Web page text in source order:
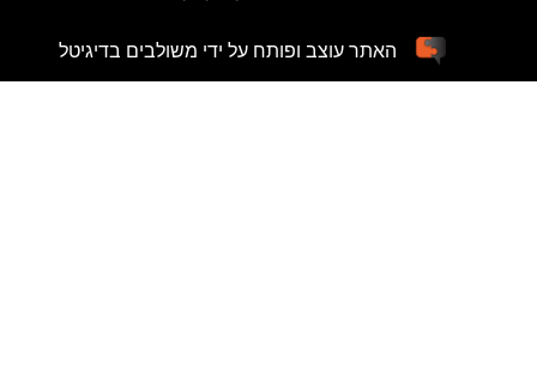
האתר עוצב ופותח על ידי משולבים בדיגיטל